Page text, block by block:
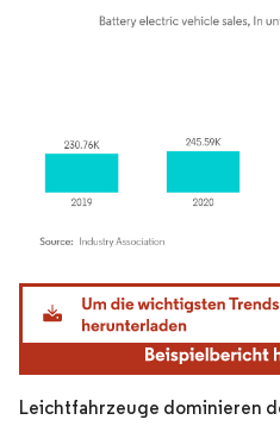
Bild © Mordor Intelligence.
Leichtfahrzeuge dominieren